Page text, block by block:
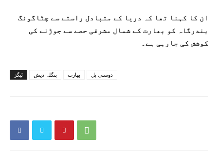
ان کا کہنا تھا کہ دریا کے متبادل راستے سے چٹاگونگ
بندرگاہ کو بھارت کے شمال مشرقی حصے سے جوڑنے کی
کوشش کی جارہی ہے۔
ٹیگز بنگلہ دیش بھارت دوستی پل